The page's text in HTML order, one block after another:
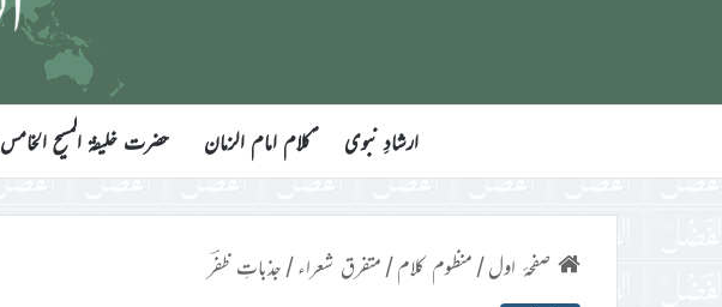
ارشادِ نبوی ؑکلام امام الزمان حضرت خلیفۃ المسیح الخامس
صفحۂ اول/ منظوم کلام/ متفرق شعراء/ جذباتِ ظفؔر